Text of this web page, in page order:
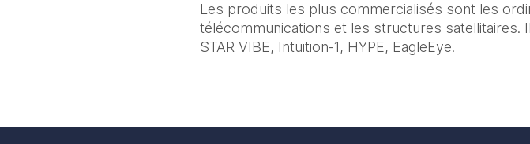
Les produits les plus commercialisés sont les
télécommunications et les structures satellitaires.
STAR VIBE, Intuition-1, HYPE, EagleEye.